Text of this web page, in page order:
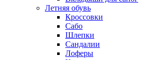
Летняя обувь
Кроссовки
Сабо
Шлепки
Сандалии
Лоферы